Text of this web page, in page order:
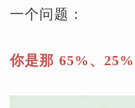
一个问题：
你是那 65%、